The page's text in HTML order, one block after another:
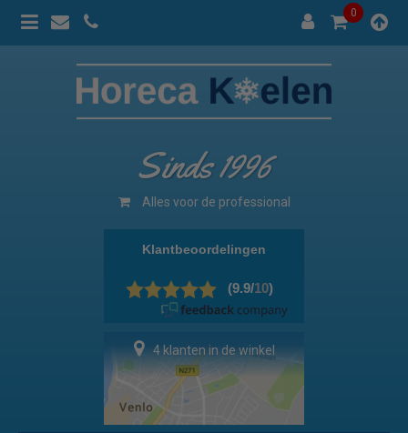
0
Sinds 1996
Alles voor de professional
4 klanten in de winkel